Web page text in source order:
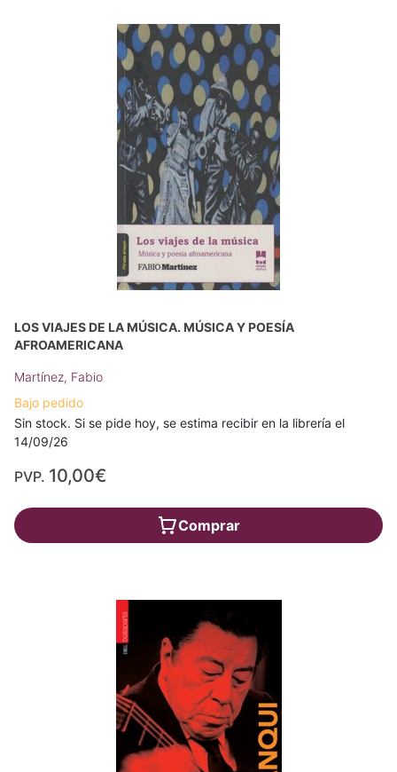
LOS VIAJES DE LA MÚSICA. MÚSICA Y POESÍA
AFROAMERICANA
Martínez, Fabio
Bajo pedido
Sin stock. Si se pide hoy, se estima recibir en la librería el
14/09/26
PVP. 10,00€
Comprar